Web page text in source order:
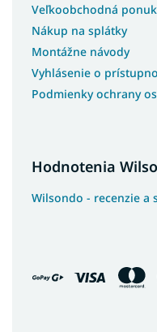
Veľkoobchodná
Nákup na splátky
Montážne návody
Vyhlásenie o
Podmienky ochrany
Hodnotenia
Wilsondo - recenzie a